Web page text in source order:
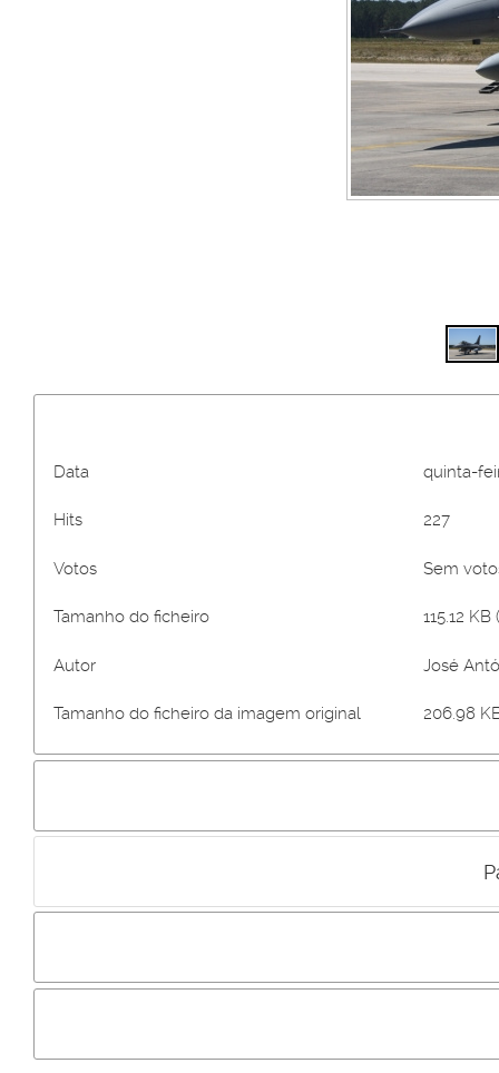
Data quinta-
Hits 227
Votos Sem
Tamanho do ficheiro 115.12
Autor José
Tamanho do ficheiro da imagem original 206.98
Incluir imagem :
Os
Primeiro autentique-se...